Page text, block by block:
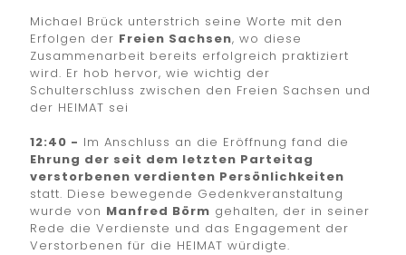
Michael Brück unterstrich seine Worte mit den
Erfolgen der Freien Sachsen, wo diese
Zusammenarbeit bereits erfolgreich praktiziert
wird. Er hob hervor, wie wichtig der
Schulterschluss zwischen den Freien Sachsen und
der HEIMAT sei
12:40 - Im Anschluss an die Eröffnung fand die
Ehrung der seit dem letzten Parteitag
verstorbenen verdienten Persönlichkeiten
statt. Diese bewegende Gedenkveranstaltung
wurde von Manfred Börm gehalten, der in seiner
Rede die Verdienste und das Engagement der
Verstorbenen für die HEIMAT würdigte.